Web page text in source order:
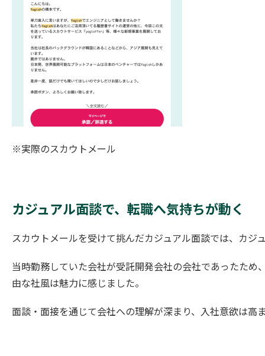
※実際のスカウトメール
カジュアル面談で、転職へ気持ちが動く
スカウトメールを受けて挑んだカジュアル面談では、カ
当時勤務していた会社が受託開発会社の会社であったた
由な社風は魅力に感じました。
面談・面接を通じて会社への理解が深まり、入社意欲は